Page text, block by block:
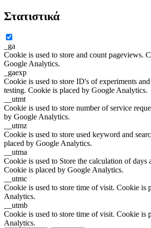
Στατιστικά
_ga
Cookie is used to store and count pageviews.
Google Analytics.
_gaexp
Cookie is used to store ID's of experiments
testing. Cookie is placed by Google Analytics.
__utmt
Cookie is used to store number of service
by Google Analytics.
__utmz
Cookie is used to store used keyword and
placed by Google Analytics.
__utma
Cookie is used to Store the calculation of days
Cookie is placed by Google Analytics.
__utmc
Cookie is used to store time of visit. Cookie is
Analytics.
__utmb
Cookie is used to store time of visit. Cookie is
Analytics.